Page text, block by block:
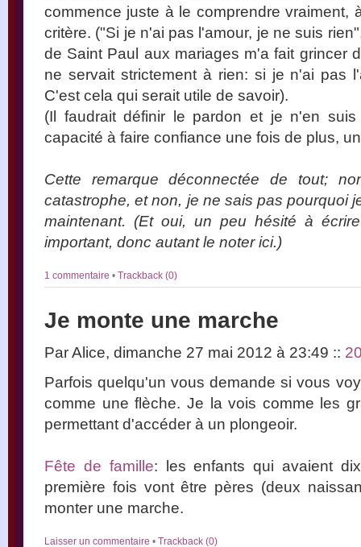
commence juste à le comprendre vraiment,
critère. ("Si je n'ai pas l'amour, je ne suis
de Saint Paul aux mariages m'a fait grincer
ne servait strictement à rien: si je n'ai pas
C'est cela qui serait utile de savoir).
(Il faudrait définir le pardon et je n'en
capacité à faire confiance une fois de plus,
Cette remarque déconnectée de tout;
catastrophe, et non, je ne sais pas pourquoi
maintenant. (Et oui, un peu hésité à
important, donc autant le noter ici.)
1 commentaire • Trackback (0)
Je monte une marche
Par Alice, dimanche 27 mai 2012 à 23:49 ::
Parfois quelqu'un vous demande si vous
comme une flèche. Je la vois comme les
permettant d'accéder à un plongeoir.
Fête de famille: les enfants qui avaient
première fois vont être pères (deux
monter une marche.
Laisser un commentaire • Trackback (0)